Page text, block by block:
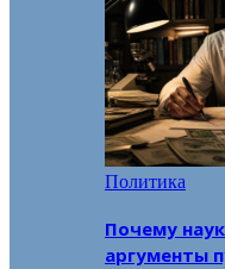
Политика
Почему
аргументы